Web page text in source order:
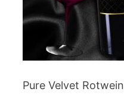
Pure Velvet Rotwein